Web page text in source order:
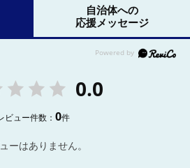
自治体への
応援メッセージ
0.0
ビュー件数：0件
ーはありません。